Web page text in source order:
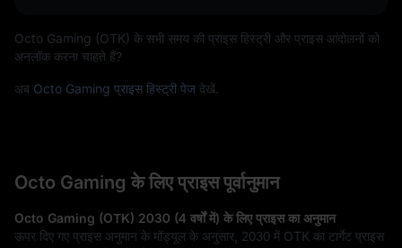
Octo Gaming (OTK) के सभी समय की प्राइस हिस्ट्री और प्राइस आंदोलनों को
अनलॉक करना चाहते हैं?
अब Octo Gaming प्राइस हिस्ट्री पेज देखें.
Octo Gaming के लिए प्राइस पूर्वानुमान
Octo Gaming (OTK) 2030 (4 वर्षों में) के लिए प्राइस का अनुमान
ऊपर दिए गए प्राइस अनुमान के मॉड्यूल के अनुसार, 2030 में OTK का टार्गेट प्राइस